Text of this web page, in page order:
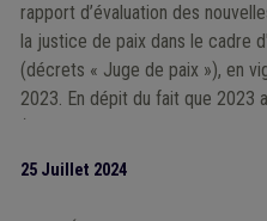
rapport d’évaluation des
la justice de paix dans le cadre
(décrets « Juge de paix »), en
2023. En dépit du fait que 2023
conclut que des ajustements
25 Juillet 2024